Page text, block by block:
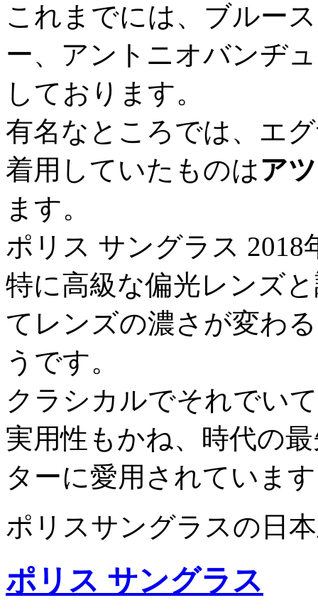
これまでには、ブルー
ー、アントニオバンヂ
しております。
有名なところでは、エ
着用していたものはア
ます。
ポリス サングラス 2018
特に高級な偏光レンズ
てレンズの濃さが変わ
うです。
クラシカルでそれでい
実用性もかね、時代の
ターに愛用されていま
ポリスサングラスの日
ポリス サングラス